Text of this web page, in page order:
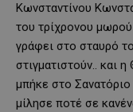
Κωνσταντίνου
του τρίχρονου μωρού
γράφει στο σταυρό
στιγματιστούν.. και
μπήκε στο
μίλησε ποτέ σε